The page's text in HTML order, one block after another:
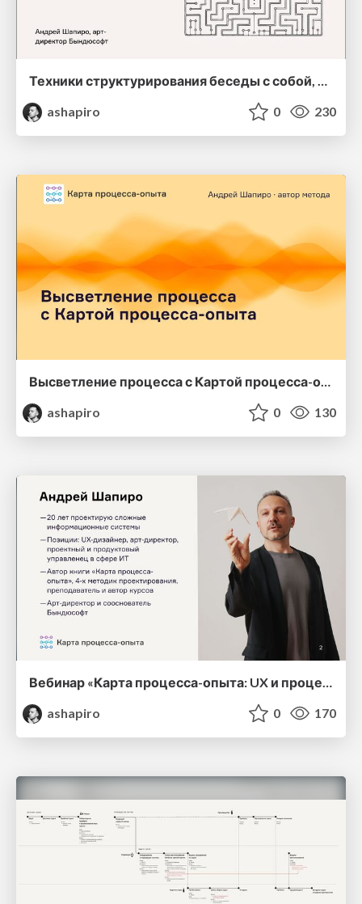
ashapiro
0 230
Высветление процесса с Картой процесса-опыта
ashapiro
0 130
Вебинар «Карта процесса-опыта: UX и процессы в одной понятной схеме» с примером картирования
ashapiro
0 170